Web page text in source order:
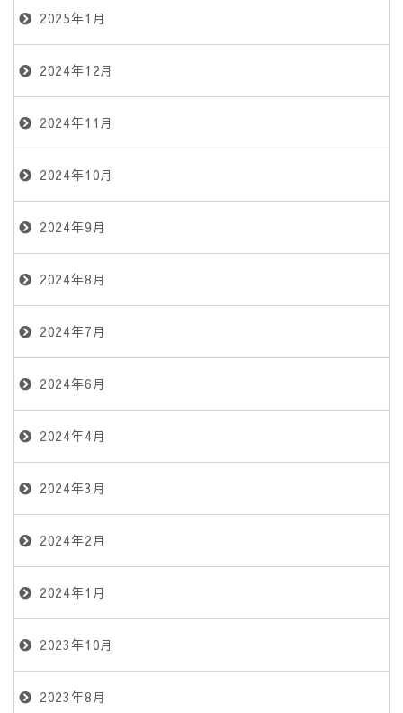
2025年1月
2024年12月
2024年11月
2024年10月
2024年9月
2024年8月
2024年7月
2024年6月
2024年4月
2024年3月
2024年2月
2024年1月
2023年10月
2023年8月